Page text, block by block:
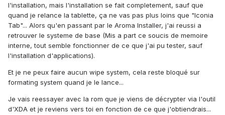
l'installation, mais l'installation se fait completement, sauf que
quand je relance la tablette, ça ne vas pas plus loins que "Iconia
Tab"... Alors qu'en passant par le Aroma Installer, j'ai reussi a
retrouver le systeme de base (Mis a part ce soucis de memoire
interne, tout semble fonctionner de ce que j'ai pu tester, sauf
l'installation d'applications).
Et je ne peux faire aucun wipe system, cela reste bloqué sur
formating system quand je le lance...
Je vais reessayer avec la rom que je viens de décrypter via l'outil
d'XDA et je reviens vers toi en fonction de ce que j'obtiendrais...